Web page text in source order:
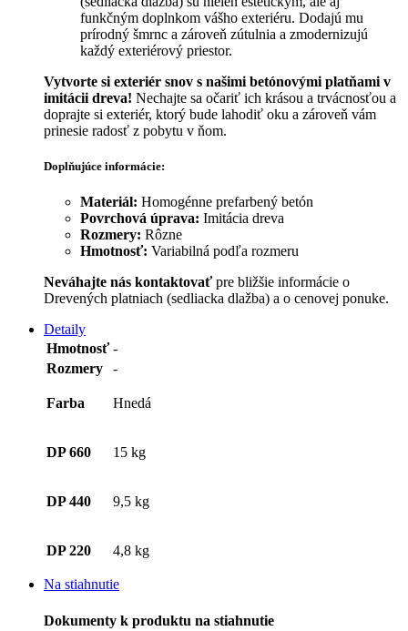
(sedliacka dlažba) sú nielen estetickým, ale aj
funkčným doplnkom vášho exteriéru. Dodajú mu
prírodný šmrnc a zároveň zútulnia a zmodernizujú
každý exteriérový priestor.
Vytvorte si exteriér snov s našimi betónovými platňami v
imitácii dreva! Nechajte sa očariť ich krásou a trvácnosťou a
doprajte si exteriér, ktorý bude lahodiť oku a zároveň vám
prinesie radosť z pobytu v ňom.
Doplňujúce informácie:
Materiál: Homogénne prefarbený betón
Povrchová úprava: Imitácia dreva
Rozmery: Rôzne
Hmotnosť: Variabilná podľa rozmeru
Neváhajte nás kontaktovať pre bližšie informácie o
Drevených platniach (sedliacka dlažba) a o cenovej ponuke.
Detaily
Hmotnosť -
Rozmery
-
Farba Hnedá
DP 660 15 kg
DP 440 9,5 kg
DP 220 4,8 kg
Na stiahnutie
Dokumenty k produktu na stiahnutie